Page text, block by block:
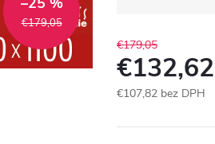
€179,05
€179,05
€132,62
€107,82 bez DPH
cena: